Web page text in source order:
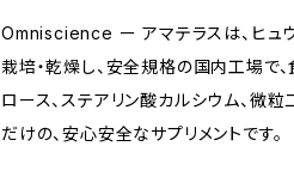
Omniscience ー アマテラスは、ヒュ
栽培・乾燥し、安全規格の国内工場で
ロース、ステアリン酸カルシウム、微
だけの、安心安全なサプリメントです。